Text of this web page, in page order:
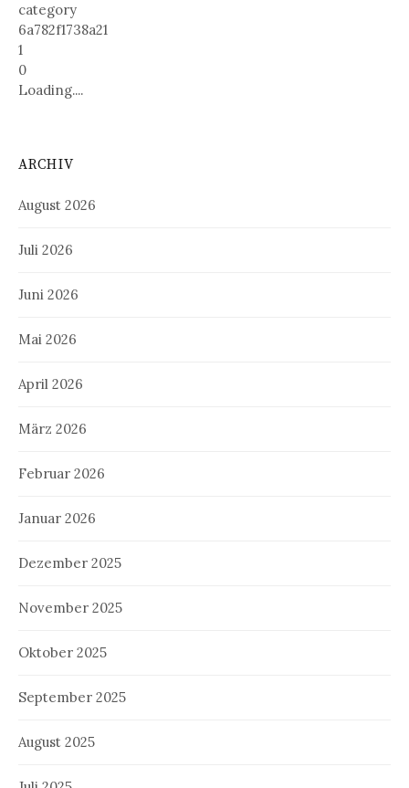
category
6a782f1738a21
1
0
Loading....
ARCHIV
August 2026
Juli 2026
Juni 2026
Mai 2026
April 2026
März 2026
Februar 2026
Januar 2026
Dezember 2025
November 2025
Oktober 2025
September 2025
August 2025